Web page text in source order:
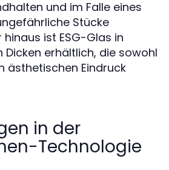
und im Falle eines
Stücke
ist ESG-Glas in
Dicken erhältlich, die sowohl
ästhetischen Eindruck
in der
Technologie